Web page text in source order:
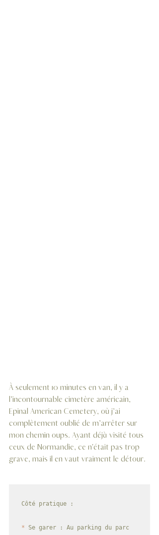
À seulement 10 minutes en van, il y a
l’incontournable cimetère américain,
Epinal American Cemetery, où j’ai
complètement oublié de m’arrêter sur
mon chemin oups. Ayant déjà visité tous
ceux de Normandie, ce n'était pas trop
grave, mais il en vaut vraiment le détour.
Côté pratique :
* Se garer : Au parking du parc